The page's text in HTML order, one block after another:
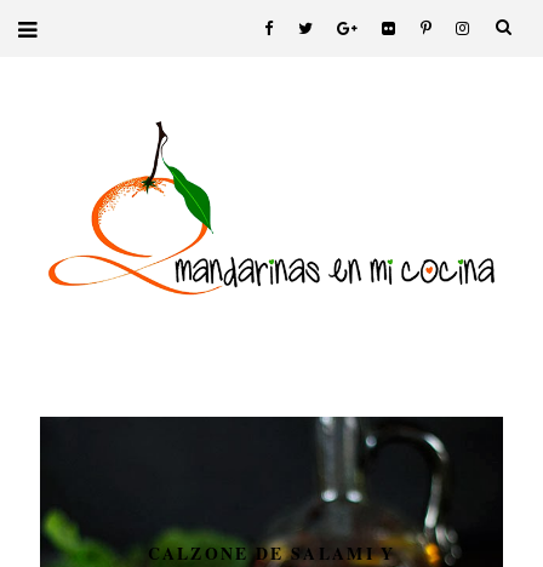
CALZONE DE SALAMI Y